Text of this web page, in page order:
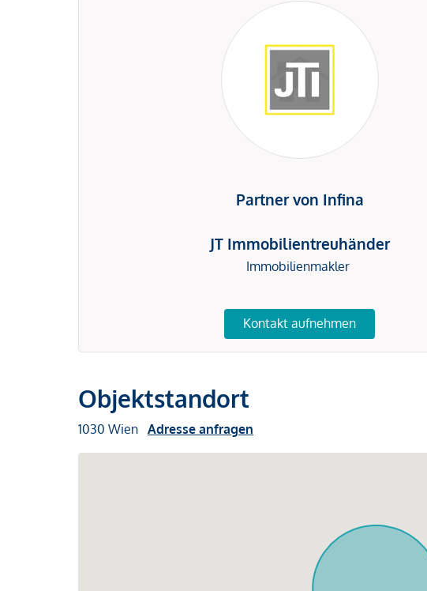
Partner von Infina
JT Immobilientreuhänder
Immobilienmakler
Kontakt aufnehmen
Objektstandort
1030 Wien Adresse anfragen